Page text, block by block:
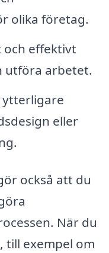
olika företag.
effektivt
utföra arbetet.
eller
också att du
När du
till exempel om